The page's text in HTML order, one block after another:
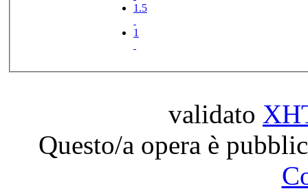
1.5
1
validato
Questo/a opera è